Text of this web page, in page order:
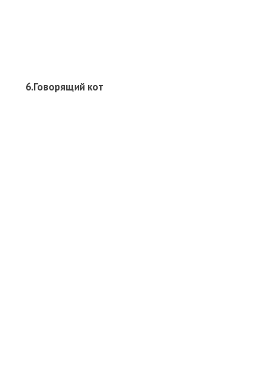
6.Говорящий кот